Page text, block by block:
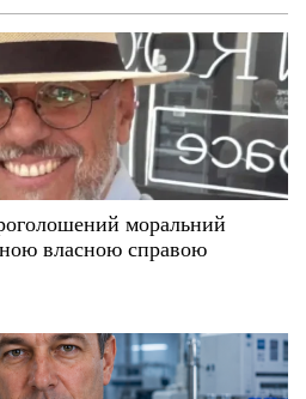
моральний
власною справою